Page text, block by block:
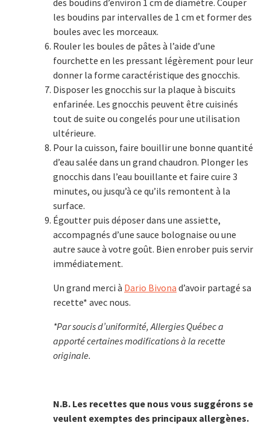
des boudins d’environ 1 cm de diamètre. Couper
les boudins par intervalles de 1 cm et former des
boules avec les morceaux.
Rouler les boules de pâtes à l’aide d’une
fourchette en les pressant légèrement pour leur
donner la forme caractéristique des gnocchis.
Disposer les gnocchis sur la plaque à biscuits
enfarinée. Les gnocchis peuvent être cuisinés
tout de suite ou congelés pour une utilisation
ultérieure.
Pour la cuisson, faire bouillir une bonne quantité
d’eau salée dans un grand chaudron. Plonger les
gnocchis dans l’eau bouillante et faire cuire 3
minutes, ou jusqu’à ce qu’ils remontent à la
surface.
Égoutter puis déposer dans une assiette,
accompagnés d’une sauce bolognaise ou une
autre sauce à votre goût. Bien enrober puis servir
immédiatement.
Un grand merci à Dario Bivona d’avoir partagé sa
recette* avec nous.
*Par soucis d’uniformité, Allergies Québec a
apporté certaines modifications à la recette
originale.
N.B. Les recettes que nous vous suggérons se
veulent exemptes des principaux allergènes.